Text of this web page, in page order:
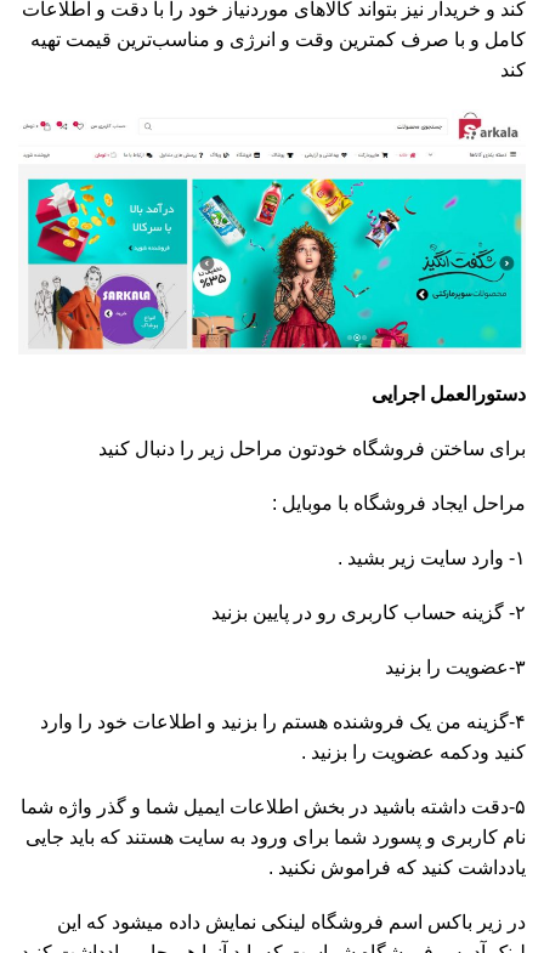
کند و خریدار نیز بتواند کالاهای موردنیاز خود را با دقت و اطلاعات
کامل و با صرف کمترین وقت و انرژی و مناسب‌ترین قیمت تهیه
کند
دستورالعمل اجرایی
برای ساختن فروشگاه خودتون مراحل زیر را دنبال کنید
مراحل ایجاد فروشگاه با موبایل :
۱- وارد سایت زیر بشید .
۲- گزینه حساب کاربری رو در پایین بزنید
۳-عضویت را بزنید
۴-گزینه من یک فروشنده هستم را بزنید و اطلاعات خود را وارد
کنید ودکمه عضویت را بزنید .
۵-دقت داشته باشید در بخش اطلاعات ایمیل شما و گذر واژه شما
نام کاربری و پسورد شما برای ورود به سایت هستند که باید جایی
یادداشت کنید که فراموش نکنید .
در زیر باکس اسم فروشگاه لینکی نمایش داده میشود که این